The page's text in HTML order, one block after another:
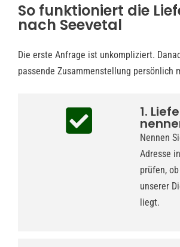
So funktioniert die
nach Seevetal
Die erste Anfrage ist unkompliziert.
passende Zusammenstellung persönlich
1.
Nennen
Adresse
prüfen,
unserer
liegt.